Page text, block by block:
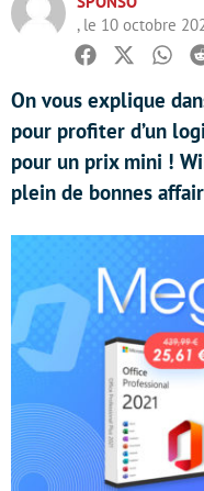
, le 10 octobre
Facebook
Twitter
On vous explique
pour profiter d’un
pour un prix mini !
plein de bonnes